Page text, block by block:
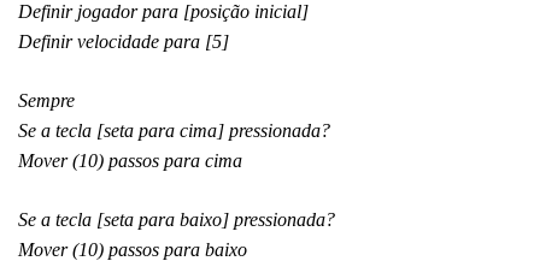
Definir jogador para [posição inicial]
Definir velocidade para [5]
Sempre
Se a tecla [seta para cima] pressionada?
Mover (10) passos para cima
Se a tecla [seta para baixo] pressionada?
Mover (10) passos para baixo